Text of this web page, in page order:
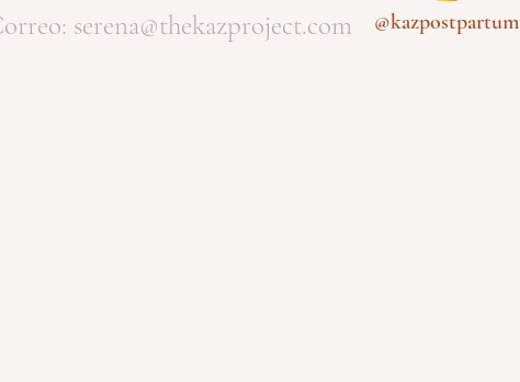
serena@thekazproject.com @kazpostpartum